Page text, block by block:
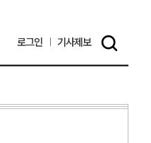
로그인 기사제보